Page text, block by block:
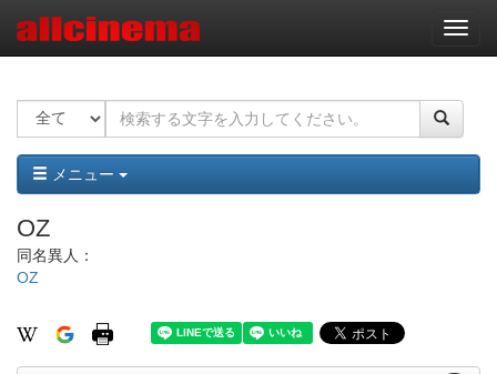
ナ
ビ
ー
ョ
ン
メニュー
OZ
同名異人：
OZ